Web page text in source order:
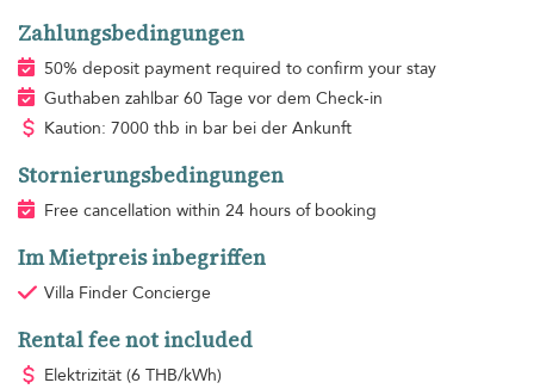
Zahlungsbedingungen
50% deposit payment required to confirm your stay
Guthaben zahlbar 60 Tage vor dem Check-in
Kaution: 7000 thb in bar bei der Ankunft
Stornierungsbedingungen
Free cancellation within 24 hours of booking
Im Mietpreis inbegriffen
Villa Finder Concierge
Rental fee not included
Elektrizität (6 THB/kWh)